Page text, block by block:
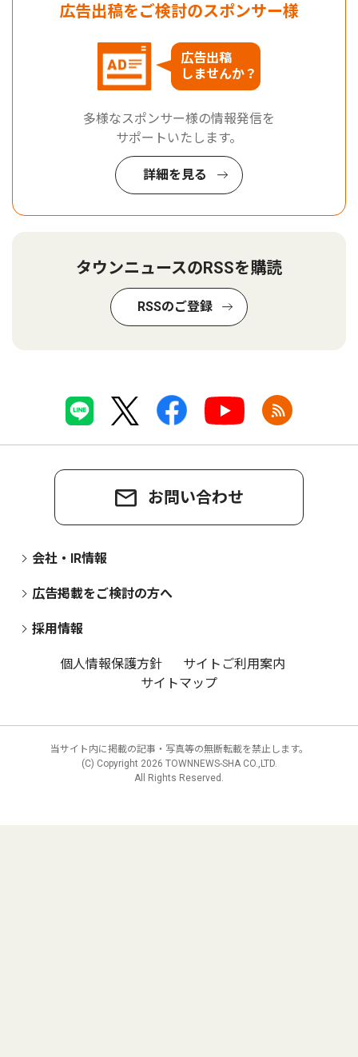
広告出稿をご検討のスポンサー様
広告出稿
しませんか？
多様なスポンサー様の情報発信を
サポートいたします。
詳細を見る
タウンニュースのRSSを購読
RSSのご登録
お問い合わせ
会社・IR情報
広告掲載をご検討の方へ
採用情報
個人情報保護方針
サイトご利用案内
サイトマップ
当サイト内に掲載の記事・写真等の無断転載を禁止します。
(C) Copyright 2026 TOWNNEWS-SHA CO.,LTD.
All Rights Reserved.